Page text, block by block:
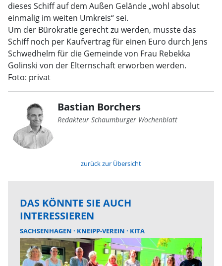
dieses Schiff auf dem Außen Gelände „wohl absolut
einmalig im weiten Umkreis“ sei.
Um der Bürokratie gerecht zu werden, musste das
Schiff noch per Kaufvertrag für einen Euro durch Jens
Schwedhelm für die Gemeinde von Frau Rebekka
Golinski von der Elternschaft erworben werden.
Foto: privat
Bastian Borchers
Redakteur Schaumburger Wochenblatt
zurück zur Übersicht
DAS KÖNNTE SIE AUCH
INTERESSIEREN
SACHSENHAGEN KNEIPP-VEREIN KITA